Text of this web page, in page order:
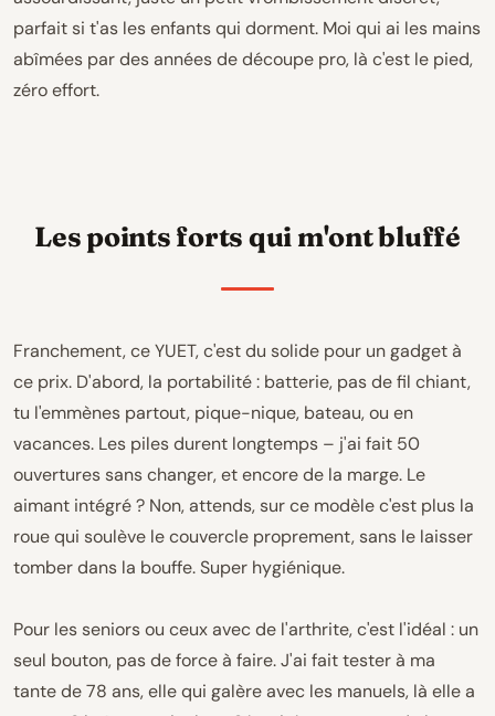
parfait si t'as les enfants qui dorment. Moi qui ai les mains
abîmées par des années de découpe pro, là c'est le pied,
zéro effort.
Les points forts qui m'ont bluffé
Franchement, ce YUET, c'est du solide pour un gadget à
ce prix. D'abord, la portabilité : batterie, pas de fil chiant,
tu l'emmènes partout, pique-nique, bateau, ou en
vacances. Les piles durent longtemps – j'ai fait 50
ouvertures sans changer, et encore de la marge. Le
aimant intégré ? Non, attends, sur ce modèle c'est plus la
roue qui soulève le couvercle proprement, sans le laisser
tomber dans la bouffe. Super hygiénique.
Pour les seniors ou ceux avec de l'arthrite, c'est l'idéal : un
seul bouton, pas de force à faire. J'ai fait tester à ma
tante de 78 ans, elle qui galère avec les manuels, là elle a